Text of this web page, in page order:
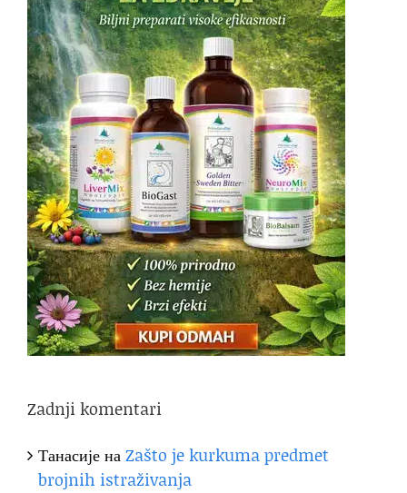
Zadnji komentari
ТанасијенаZašto je kurkuma predmet
brojnih istraživanja